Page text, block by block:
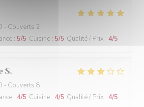
- Couverts 2
: 5/5 Cuisine : 5/5 Qualité / Prix : 4/5
S
- Couverts 8
: 4/5 Cuisine : 4/5 Qualité / Prix : 4/5